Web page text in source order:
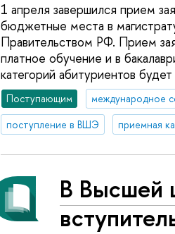
1 апреля завершился прием
бюджетные места в
Правительством РФ. Прием
платное обучение и в
категорий абитуриентов
Поступающим международное
поступление в ВШЭ
приемная
В Высшей